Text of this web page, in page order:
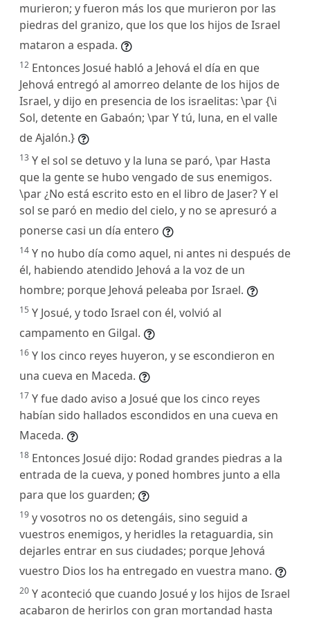
murieron; y fueron más los que murieron por las
piedras del granizo, que los que los hijos de Israel
mataron a espada.
12 Entonces Josué habló a Jehová el día en que
Jehová entregó al amorreo delante de los hijos de
Israel, y dijo en presencia de los israelitas: \par {\i
Sol, detente en Gabaón; \par Y tú, luna, en el valle
de Ajalón.}
13 Y el sol se detuvo y la luna se paró, \par Hasta
que la gente se hubo vengado de sus enemigos.
\par ¿No está escrito esto en el libro de Jaser? Y el
sol se paró en medio del cielo, y no se apresuró a
ponerse casi un día entero
14 Y no hubo día como aquel, ni antes ni después de
él, habiendo atendido Jehová a la voz de un
hombre; porque Jehová peleaba por Israel.
15 Y Josué, y todo Israel con él, volvió al
campamento en Gilgal.
16 Y los cinco reyes huyeron, y se escondieron en
una cueva en Maceda.
17 Y fue dado aviso a Josué que los cinco reyes
habían sido hallados escondidos en una cueva en
Maceda.
18 Entonces Josué dijo: Rodad grandes piedras a la
entrada de la cueva, y poned hombres junto a ella
para que los guarden;
19 y vosotros no os detengáis, sino seguid a
vuestros enemigos, y heridles la retaguardia, sin
dejarles entrar en sus ciudades; porque Jehová
vuestro Dios los ha entregado en vuestra mano.
20 Y aconteció que cuando Josué y los hijos de Israel
acabaron de herirlos con gran mortandad hasta